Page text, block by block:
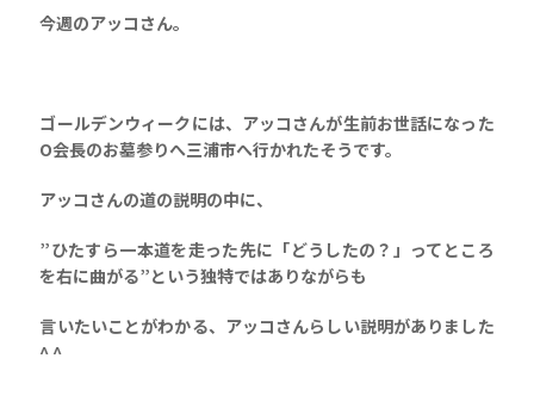
今週のアッコさん。
ゴールデンウィークには、アッコさんが生前お世話になった
O会長のお墓参りへ三浦市へ行かれたそうです。
アッコさんの道の説明の中に、
”ひたすら一本道を走った先に「どうしたの？」ってところ
を右に曲がる”という独特ではありながらも
言いたいことがわかる、アッコさんらしい説明がありました
^ ^